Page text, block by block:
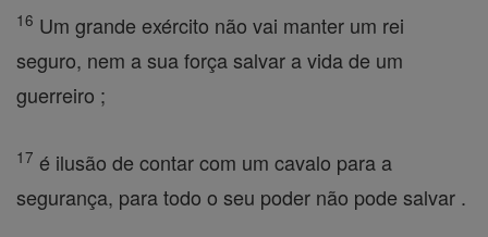
16 Um grande exército não vai manter um rei
seguro, nem a sua força salvar a vida de um
guerreiro ;
17 é ilusão de contar com um cavalo para a
segurança, para todo o seu poder não pode salvar .